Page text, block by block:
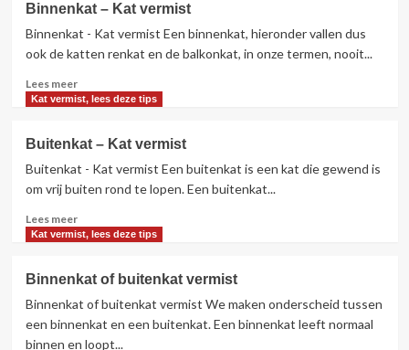
analyse
–
Kat
Binnenkat – Kat vermist
Binnenkat - Kat vermist Een binnenkat, hieronder vallen dus
ook de katten renkat en de balkonkat, in onze termen, nooit...
Lees meerLees
meer
–
Kat
vermist
Kat vermist, lees deze tips
Buitenkat – Kat vermist
Buitenkat - Kat vermist Een buitenkat is een kat die gewend is
om vrij buiten rond te lopen. Een buitenkat...
Lees meerLees
meer
–
Kat
vermist
Kat vermist, lees deze tips
Binnenkat of buitenkat vermist
Binnenkat of buitenkat vermist We maken onderscheid tussen
een binnenkat en een buitenkat. Een binnenkat leeft normaal
binnen en loopt...